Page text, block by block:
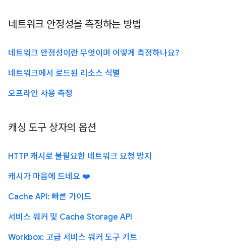
네트워크 안정성을 측정하는 방법
네트워크 안정성이란 무엇이며 어떻게 측정하나요?
네트워크에서 로드된 리소스 식별
오프라인 사용 측정
캐싱 도구 상자의 옵션
HTTP 캐시로 불필요한 네트워크 요청 방지
캐시가 마음에 드네요 ❤️
Cache API: 빠른 가이드
서비스 워커 및 Cache Storage API
Workbox: 고급 서비스 워커 도구 키트